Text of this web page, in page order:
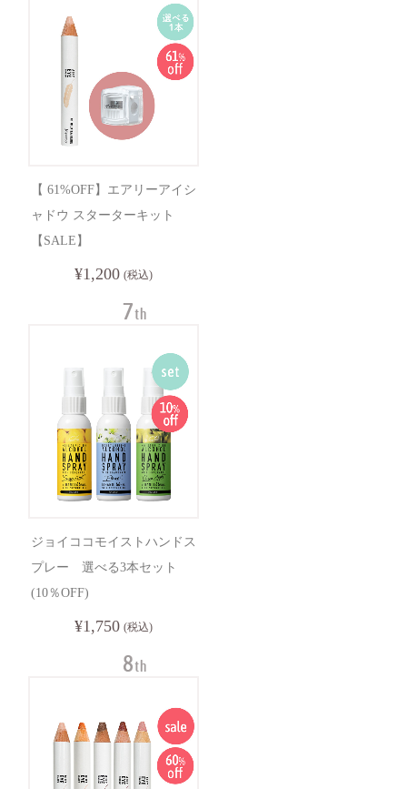
【 61%OFF】エアリーアイシ
ャドウ スターターキット
【SALE】
¥1,200 (税込)
ジョイココモイストハンドス
プレー 選べる3本セット
(10％OFF)
¥1,750 (税込)